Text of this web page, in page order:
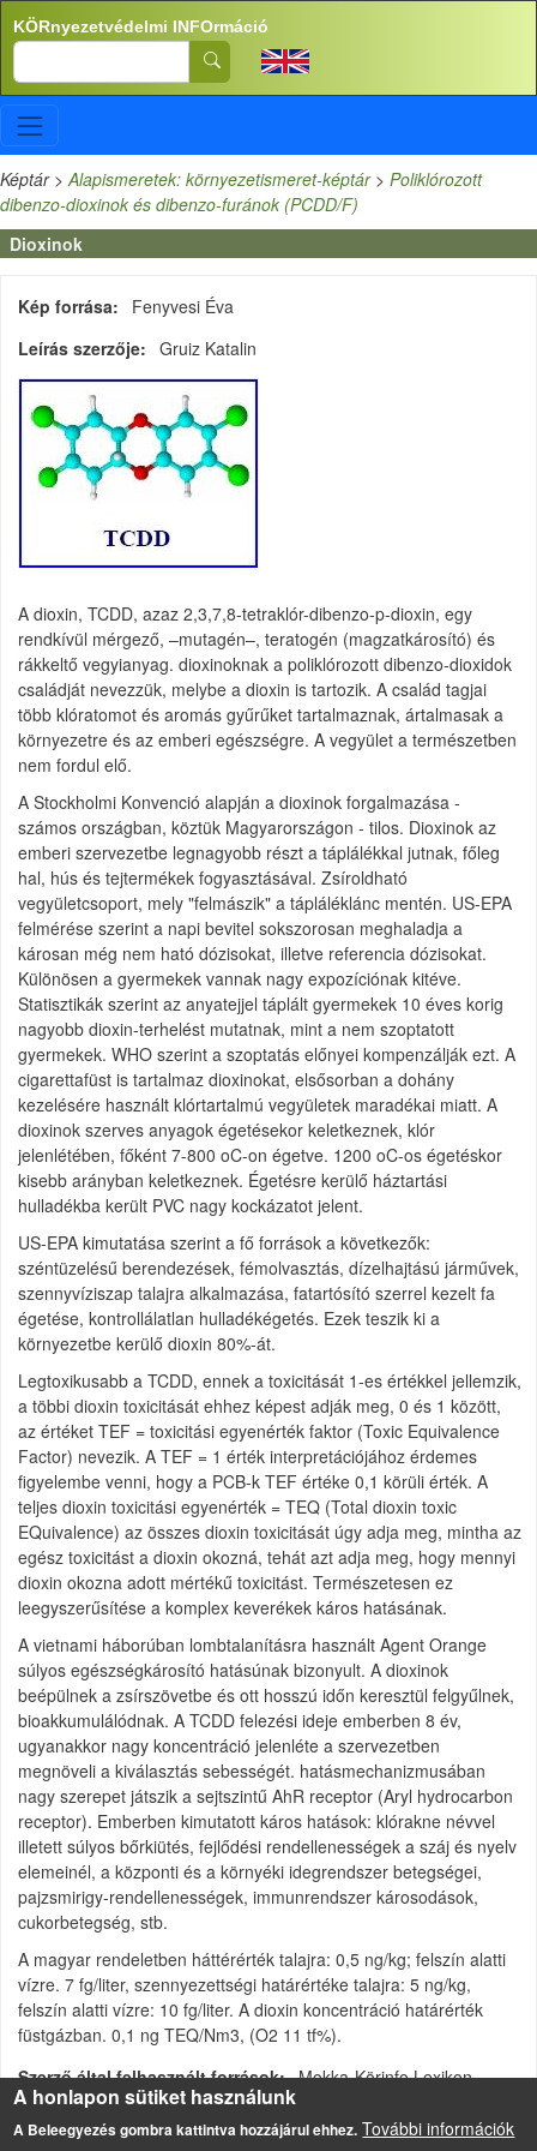
Ugrás a tartalomra
KÖRnyezetvédelmi INFOrmáció
Search
Képtár>Alapismeretek: környezetismeret-képtár> Poliklórozott
dibenzo-dioxinok és dibenzo-furánok (PCDD/F)
Dioxinok
Kép forrása
Fenyvesi Éva
Leírás szerzője
Gruiz Katalin
A dioxin, TCDD, azaz 2,3,7,8-tetraklór-dibenzo-p-dioxin, egy
rendkívül mérgező, –mutagén–, teratogén (magzatkárosító) és
rákkeltő vegyianyag. dioxinoknak a poliklórozott dibenzo-dioxidok
családját nevezzük, melybe a dioxin is tartozik. A család tagjai
több klóratomot és aromás gyűrűket tartalmaznak, ártalmasak a
környezetre és az emberi egészségre. A vegyület a természetben
nem fordul elő.
A Stockholmi Konvenció alapján a dioxinok forgalmazása -
számos országban, köztük Magyarországon - tilos. Dioxinok az
emberi szervezetbe legnagyobb részt a táplálékkal jutnak, főleg
hal, hús és tejtermékek fogyasztásával. Zsíroldható
vegyületcsoport, mely "felmászik" a tápláléklánc mentén. US-EPA
felmérése szerint a napi bevitel sokszorosan meghaladja a
károsan még nem ható dózisokat, illetve referencia dózisokat.
Különösen a gyermekek vannak nagy expozíciónak kitéve.
Statisztikák szerint az anyatejjel táplált gyermekek 10 éves korig
nagyobb dioxin-terhelést mutatnak, mint a nem szoptatott
gyermekek. WHO szerint a szoptatás előnyei kompenzálják ezt. A
cigarettafüst is tartalmaz dioxinokat, elsősorban a dohány
kezelésére használt klórtartalmú vegyületek maradékai miatt. A
dioxinok szerves anyagok égetésekor keletkeznek, klór
jelenlétében, főként 7-800 oC-on égetve. 1200 oC-os égetéskor
kisebb arányban keletkeznek. Égetésre kerülő háztartási
hulladékba került PVC nagy kockázatot jelent.
US-EPA kimutatása szerint a fő források a következők:
széntüzelésű berendezések, fémolvasztás, dízelhajtású járművek,
szennyvíziszap talajra alkalmazása, fatartósító szerrel kezelt fa
égetése, kontrollálatlan hulladékégetés. Ezek teszik ki a
környezetbe kerülő dioxin 80%-át.
Legtoxikusabb a TCDD, ennek a toxicitását 1-es értékkel jellemzik,
a többi dioxin toxicitását ehhez képest adják meg, 0 és 1 között,
az értéket TEF = toxicitási egyenérték faktor (Toxic Equivalence
Factor) nevezik. A TEF = 1 érték interpretációjához érdemes
figyelembe venni, hogy a PCB-k TEF értéke 0,1 körüli érték. A
teljes dioxin toxicitási egyenérték = TEQ (Total dioxin toxic
EQuivalence) az összes dioxin toxicitását úgy adja meg, mintha az
egész toxicitást a dioxin okozná, tehát azt adja meg, hogy mennyi
dioxin okozna adott mértékű toxicitást. Természetesen ez
leegyszerűsítése a komplex keverékek káros hatásának.
A vietnami háborúban lombtalanításra használt Agent Orange
súlyos egészségkárosító hatásúnak bizonyult. A dioxinok
beépülnek a zsírszövetbe és ott hosszú időn keresztül felgyűlnek,
bioakkumulálódnak. A TCDD felezési ideje emberben 8 év,
ugyanakkor nagy koncentráció jelenléte a szervezetben
megnöveli a kiválasztás sebességét. hatásmechanizmusában
nagy szerepet játszik a sejtszintű AhR receptor (Aryl hydrocarbon
receptor). Emberben kimutatott káros hatások: klórakne névvel
illetett súlyos bőrkiütés, fejlődési rendellenességek a száj és nyelv
elemeinél, a központi és a környéki idegrendszer betegségei,
pajzsmirigy-rendellenességek, immunrendszer károsodások,
cukorbetegség, stb.
A magyar rendeletben háttérérték talajra: 0,5 ng/kg; felszín alatti
vízre. 7 fg/liter, szennyezettségi határértéke talajra: 5 ng/kg,
felszín alatti vízre: 10 fg/liter. A dioxin koncentráció határérték
füstgázban. 0,1 ng TEQ/Nm3, (O2 11 tf%).
Szerző által felhasznált források
Mokka-Körinfo Lexikon
Poliklórozott dibenzo-dioxinok és dibenzo-furánok (PCDD/F)
A honlapon sütiket használunk
A Beleegyezés gombra kattintva hozzájárul ehhez. További információk